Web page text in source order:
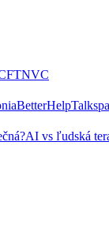
NVC
BetterHelp
AI vs ľudská